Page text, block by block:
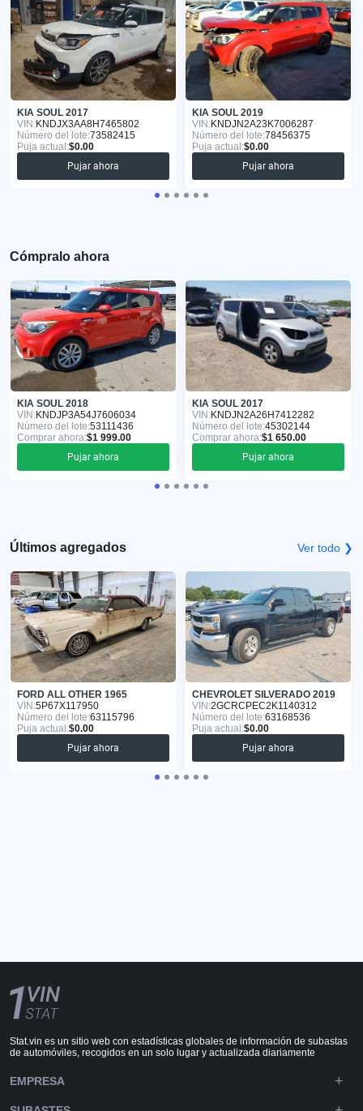
KIA SOUL 2017
VIN:KNDJX3AA8H7465802
Número del lote:73582415
Puja actual:$0.00
Pujar ahora
KIA SOUL 2019
VIN:KNDJN2A23K7006287
Número del lote:78456375
Puja actual:$0.00
Pujar ahora
Cómpralo ahora
KIA SOUL 2018
VIN:KNDJP3A54J7606034
Número del lote:53111436
Comprar ahora:$1 999.00
Pujar ahora
KIA SOUL 2017
VIN:KNDJN2A26H7412282
Número del lote:45302144
Comprar ahora:$1 650.00
Pujar ahora
Últimos agregados Ver todo ❯
FORD ALL OTHER 1965
VIN:5P67X117950
Número del lote:63115796
Puja actual:$0.00
Pujar ahora
CHEVROLET SILVERADO 2019
VIN:2GCRCPEC2K1140312
Número del lote:63168536
Puja actual:$0.00
Pujar ahora
Stat.vin es un sitio web con estadísticas globales de información de subastas
de automóviles, recogidos en un solo lugar y actualizada diariamente
EMPRESA